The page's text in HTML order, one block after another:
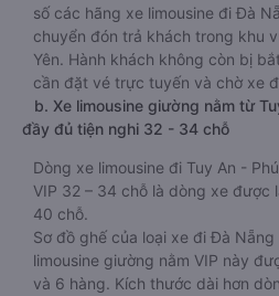
số các hãng xe limousine đi Đà
chuyển đón trả khách trong khu
Yên. Hành khách không còn bị
cần đặt vé trực tuyến và chờ xe
b. Xe limousine giường nằm từ
đầy đủ tiện nghi 32 - 34 chỗ
Dòng xe limousine đi Tuy An -
VIP 32 – 34 chỗ là dòng xe được
40 chỗ.
Sơ đồ ghế của loại xe đi Đà Nẵng
limousine giường nằm VIP này
và 6 hàng. Kích thước dài hơn